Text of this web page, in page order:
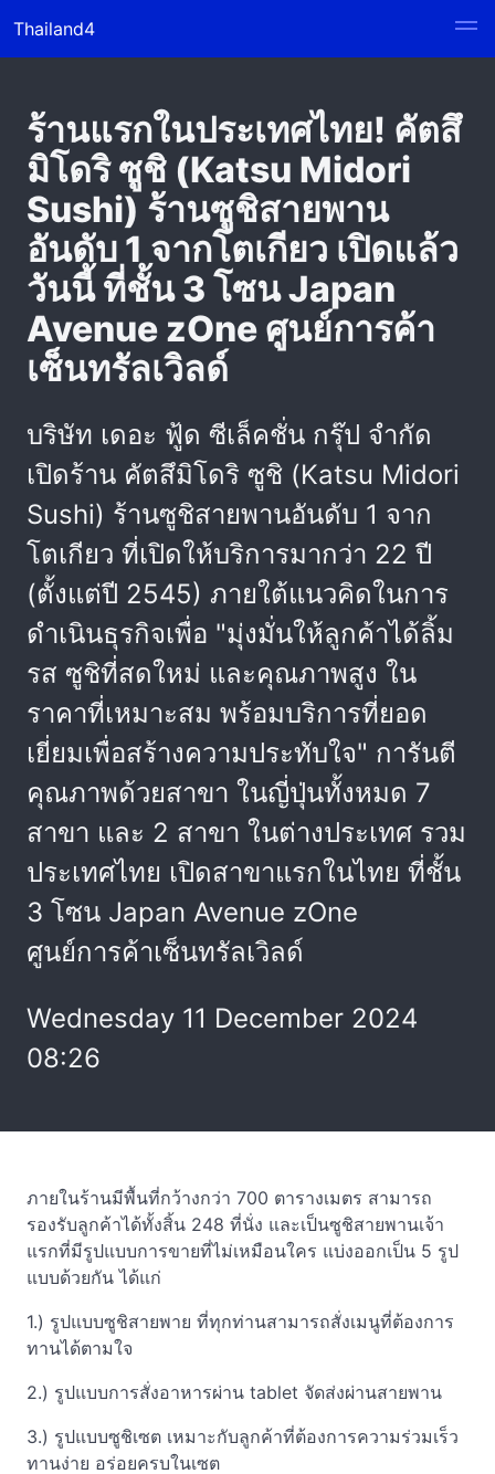
Thailand4
ร้านแรกในประเทศไทย! คัตสึ
มิโดริ ซูชิ (Katsu Midori
Sushi) ร้านซูชิสายพาน
อันดับ 1 จากโตเกียว เปิดแล้ว
วันนี้ ที่ชั้น 3 โซน Japan
Avenue zOne ศูนย์การค้า
เซ็นทรัลเวิลด์
บริษัท เดอะ ฟู้ด ซีเล็คชั่น กรุ๊ป จำกัด
เปิดร้าน คัตสึมิโดริ ซูชิ (Katsu Midori
Sushi) ร้านซูชิสายพานอันดับ 1 จาก
โตเกียว ที่เปิดให้บริการมากว่า 22 ปี
(ตั้งแต่ปี 2545) ภายใต้แนวคิดในการ
ดำเนินธุรกิจเพื่อ "มุ่งมั่นให้ลูกค้าได้ลิ้ม
รส ซูชิที่สดใหม่ และคุณภาพสูง ใน
ราคาที่เหมาะสม พร้อมบริการที่ยอด
เยี่ยมเพื่อสร้างความประทับใจ" การันตี
คุณภาพด้วยสาขา ในญี่ปุ่นทั้งหมด 7
สาขา และ 2 สาขา ในต่างประเทศ รวม
ประเทศไทย เปิดสาขาแรกในไทย ที่ชั้น
3 โซน Japan Avenue zOne
ศูนย์การค้าเซ็นทรัลเวิลด์
Wednesday 11 December 2024
08:26
ภายในร้านมีพื้นที่กว้างกว่า 700 ตารางเมตร สามารถ
รองรับลูกค้าได้ทั้งสิ้น 248 ที่นั่ง และเป็นซูชิสายพานเจ้า
แรกที่มีรูปแบบการขายที่ไม่เหมือนใคร แบ่งออกเป็น 5 รูป
แบบด้วยกัน ได้แก่
1.) รูปแบบซูชิสายพาย ที่ทุกท่านสามารถสั่งเมนูที่ต้องการ
ทานได้ตามใจ
2.) รูปแบบการสั่งอาหารผ่าน tablet จัดส่งผ่านสายพาน
3.) รูปแบบซูชิเซต เหมาะกับลูกค้าที่ต้องการความร่วมเร็ว
ทานง่าย อร่อยครบในเซต